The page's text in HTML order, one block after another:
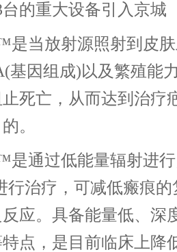
的重大设备引入京城
当放射源照射到皮肤
基因组成)以及繁殖能
死亡，从而达到治疗
。
通过低能量辐射进行
行治疗，可减低瘢痕
应。具备能量低、深
点，是目前临床上降